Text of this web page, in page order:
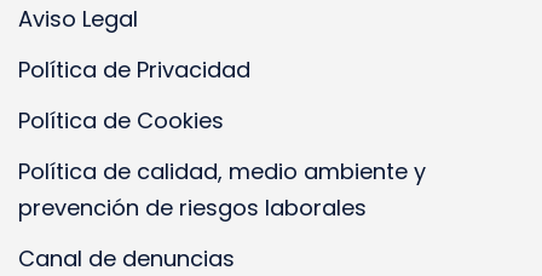
Aviso Legal
Política de Privacidad
Política de Cookies
Política de calidad, medio ambiente y
prevención de riesgos laborales
Canal de denuncias